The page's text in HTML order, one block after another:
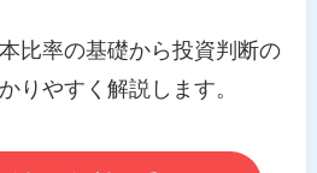
比率の基礎から投資判断の
りやすく解説します。